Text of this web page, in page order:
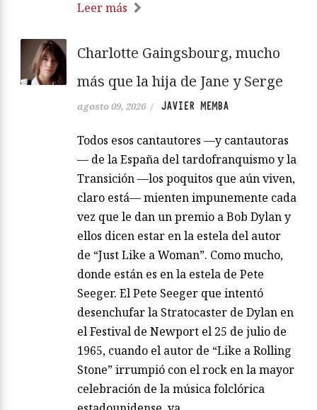
Leer más
Charlotte Gaingsbourg, mucho
más que la hija de Jane y Serge
agosto 09, 2026 / JAVIER MEMBA
Todos esos cantautores —y cantautoras
— de la España del tardofranquismo y la
Transición —los poquitos que aún viven,
claro está— mienten impunemente cada
vez que le dan un premio a Bob Dylan y
ellos dicen estar en la estela del autor
de “Just Like a Woman”. Como mucho,
donde están es en la estela de Pete
Seeger. El Pete Seeger que intentó
desenchufar la Stratocaster de Dylan en
el Festival de Newport el 25 de julio de
1965, cuando el autor de “Like a Rolling
Stone” irrumpió con el rock en la mayor
celebración de la música folclórica